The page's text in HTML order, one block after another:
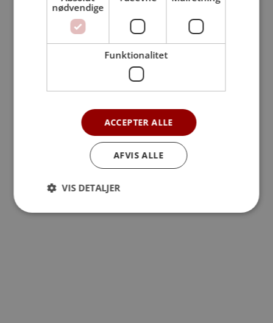
Roskilde ved vi, hvor vigtigt det er at lytte og
være til stede. Derfor prioriterer vi det
personlige møde og hjælper dig med at
skabe en smuk og meningsfuld afsked, hvor
intet er overladt til tilfældighederne.
nødvendige
Funktionalitet
ACCEPTER ALLE
AFVIS ALLE
VIS DETALJER